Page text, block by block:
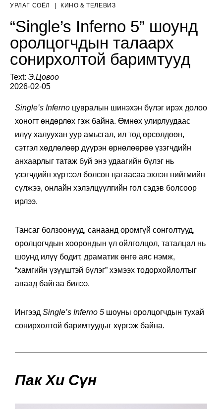
УРЛАГ СОЁЛ КИНО & ТЕЛЕВИЗ
“Single’s Inferno 5” шоунд
оролцогчдын талаарх
сонирхолтой баримтууд
Text: Э.Цовоо
2026-02-05
Single’s Inferno цувралын шинэхэн бүлэг ирэх долоо
хоногт өндөрлөх гэж байна. Өмнөх улирлуудаас
илүү халуухан уур амьсгал, ил тод өрсөлдөөн,
сэтгэл хөдлөлөөр дүүрэн өрнөлөөрөө үзэгчдийн
анхаарлыг татаж буй энэ удаагийн бүлэг нь
үзэгчдийн хүртээл болсон цагаасаа эхлэн нийгмийн
сүлжээ, онлайн хэлэлцүүлгийн гол сэдэв болсоор
ирлээ.
Тансаг болзоонууд, санаанд оромгүй сонголтууд,
оролцогчдын хоорондын үл ойлголцол, таталцал нь
шоунд илүү бодит, драматик өнгө аяс нэмж,
“хамгийн үзүүштэй бүлэг” хэмээх тодорхойлолтыг
аваад байгаа билээ.
Ингээд Single’s Inferno 5 шоуны оролцогчдын тухай
сонирхолтой баримтуудыг хүргэж байна.
Пак Хи Сүн